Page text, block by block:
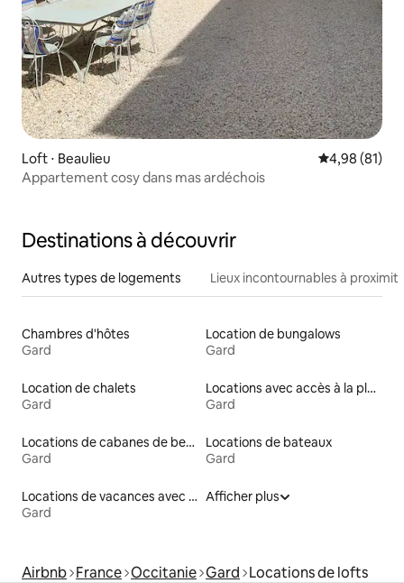
Loft ⋅ Beaulieu Évaluation
4,98 (81)
Appartement cosy dans mas ardéchois
Destinations à découvrir
Autres types de logements Lieux incontournables à
Chambres d'hôtes
Gard
Location de bungalows
Gard
Location de chalets
Gard
Locations avec accès à la plage
Gard
Locations de cabanes de berger
Gard
Locations de bateaux
Gard
Locations de vacances avec piscine
Gard
Afficher plus
Airbnb France Occitanie Gard Locations de lofts